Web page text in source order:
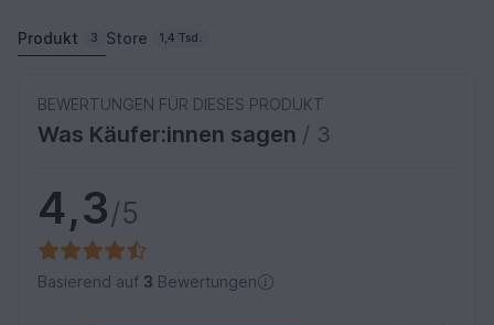
Produkt 3 Store 1,4 Tsd.
BEWERTUNGEN FÜR DIESES PRODUKT
Was Käufer:innen sagen / 3
4,3/5
Basierend auf 3 Bewertungen